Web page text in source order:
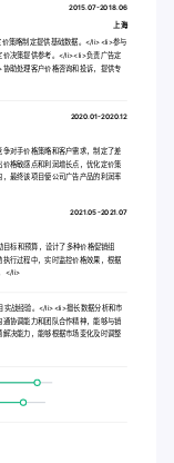
2015.07-2018.06
上海
策略制定提供基础数据。</li><li>参与
价决策提供参考。</li><li>负责广告定
助处理客户价格咨询和投诉，提供专
2020.01-2020.12
对手价格策略和客户需求，制定了差
格敏感点和利润增长点，优化定价策
最终该项目使公司广告产品的利润率
2021.05-2021.07
标和预算，设计了多种价格促销组
行过程中，实时监控价格效果，根据
</li>
实战经验。</li><li>擅长数据分析和市
协调能力和团队合作精神，能够与销
决能力，能够根据市场变化及时调整